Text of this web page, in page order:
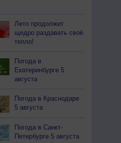
Лето продолжит
щедро раздавать своё
тепло!
Погода в
Екатеринбурге 5
августа
Погода в Краснодаре
5 августа
Погода в Санкт-
Петербурге 5 августа